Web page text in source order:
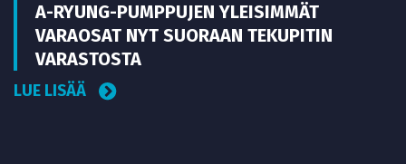
A-RYUNG-PUMPPUJEN YLEISIMMÄT
VARAOSAT NYT SUORAAN TEKUPITIN
VARASTOSTA
LUE LISÄÄ